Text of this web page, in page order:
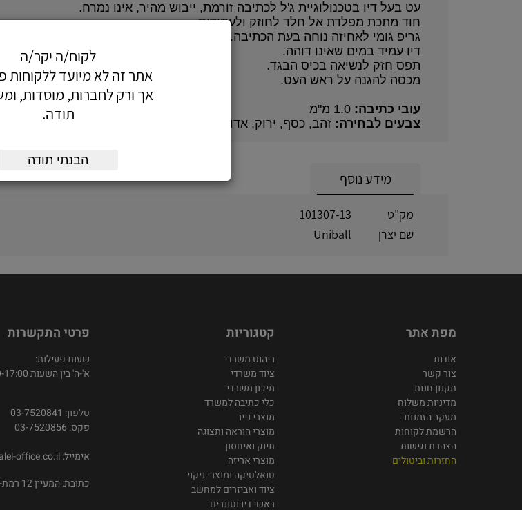
עט בעל דיו בטכנולוגיית ג'ל לכתיבה זורמת, ייבוש מהיר, אינו נמרח.
חוד מתכת מפלדת אל חלד לחוזק ולעמידות.
גריפ גומי לאחיזה נוחה בעת הכתיבה.
דיו עמיד במים שאינו דוהה.
תפס חזק לנשיאה בכיס הבגד.
מכסה להגנה על ראש העט.
עובי כתיבה:
צבעים לבחירה: זהב, כסף, ירוק, אדום, כחול, שחור
מידע נוסף
מק"ט
101307-13
שם יצרן
Uniball
מפת אתר
אודות
צור קשר
תקנון חנות
מדיניות משלוח
מעקב הזמנות
הרשמת לקוחות
הצהרת נגישות
החזרות וביטולים
קטגוריות
ריהוט משרדי
ציוד משרדי
מיכון משרדי
כלי כתיבה למשרד
מוצרי נייר
מוצרי הוראה ותצוגה
תיוק ואיחסון
מוצרי אריזה
טואלטיקה ומוצרי ניקוי
ציוד ואביזרים למחשב
ראשי דיו וטונרים
פרטי התקשרות
שעות פעילות:
א'-ה' בין השעות 09:00-17:00
טלפון: 03-7520841
פקס: 03-7520856
אימייל:office.co.il
כתובת: המעיין 12 רמת-גן
לקוח/ה יקר/ה
אתר זה לא מיועד ללקוחות
אך ורק לחברות, מוסדות,
תודה.
הבנתי תודה